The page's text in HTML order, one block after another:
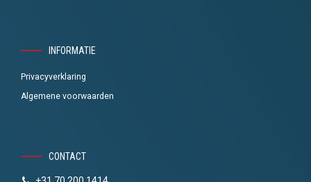
INFORMATIE
Privacyverklaring
Algemene voorwaarden
CONTACT